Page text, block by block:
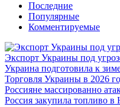
Последние
Популярные
Комментируемые
Экспорт Украины под
Украина подготовила к
Торговля Украины в 2026
Россияне массированно
Россия закупила